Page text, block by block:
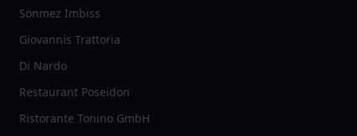
Sönmez Imbiss
Giovannis Trattoria
Di Nardo
Restaurant Poseidon
Ristorante Tonino GmbH